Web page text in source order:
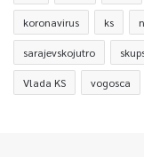
koronavirus ks
sarajevskojutro
Vlada KS vogosca